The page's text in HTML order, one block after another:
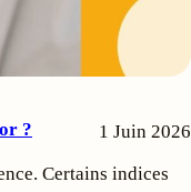
? 1 Juin 2026
Certains indices